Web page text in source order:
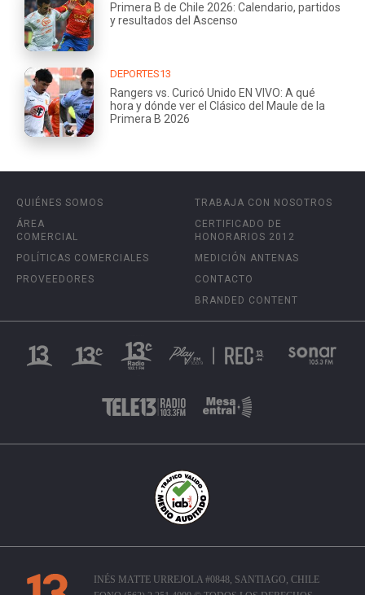
Primera B de Chile 2026: Calendario, partidos
y resultados del Ascenso
DEPORTES13
Rangers vs. Curicó Unido EN VIVO: A qué
hora y dónde ver el Clásico del Maule de la
Primera B 2026
QUIÉNES SOMOS
ÁREA
COMERCIAL
POLÍTICAS COMERCIALES
PROVEEDORES
TRABAJA CON NOSOTROS
CERTIFICADO DE
HONORARIOS 2012
MEDICIÓN ANTENAS
CONTACTO
BRANDED CONTENT
INÉS MATTE URREJOLA #0848, SANTIAGO, CHILE